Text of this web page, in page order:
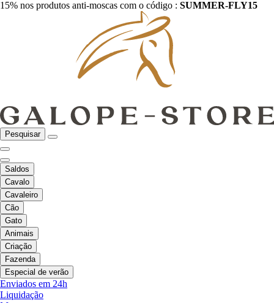
15% nos produtos anti-moscas com o código : SUMMER-FLY15
Pesquisar
Saldos
Cavalo
Cavaleiro
Cão
Gato
Animais
Criação
Fazenda
Especial de verão
Enviados em 24h
Liquidação